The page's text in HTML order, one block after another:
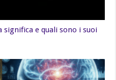
significa e quali sono i suoi